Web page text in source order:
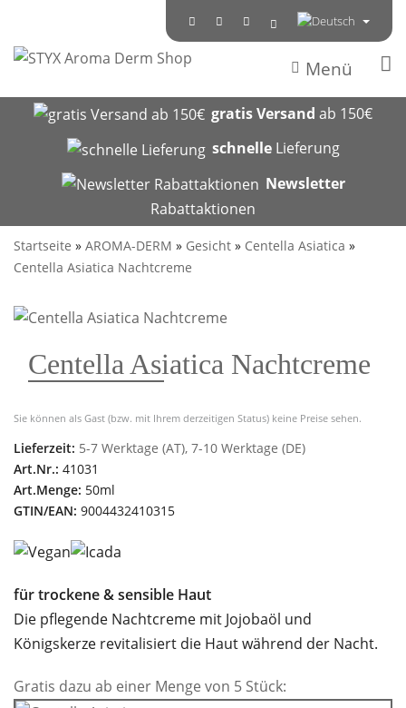
Menü
gratis Versand ab 150€
schnelleLieferung
Newsletter
Rabattaktionen
Startseite » AROMA-DERM » Gesicht » Centella Asiatica »
Centella Asiatica Nachtcreme
Centella Asiatica Nachtcreme
Sie können als Gast (bzw. mit Ihrem derzeitigen Status) keine Preise sehen.
Lieferzeit: 5-7 Werktage (AT), 7-10 Werktage (DE)
Art.Nr.: 41031
Art.Menge: 50ml
GTIN/EAN: 9004432410315
für trockene & sensible Haut
Die pflegende Nachtcreme mit Jojobaöl und
Königskerze revitalisiert die Haut während der Nacht.
Gratis dazu ab einer Menge von 5 Stück: